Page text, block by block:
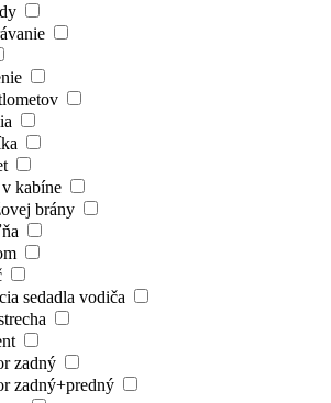
kabíne
brány
sedadla vodiča
zadný
zadný+predný